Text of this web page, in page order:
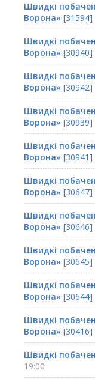
Швидкі
Ворона» [31594]
Швидкі
Ворона» [30940]
Швидкі
Ворона» [30942]
Швидкі
Ворона» [30939]
Швидкі
Ворона» [30941]
Швидкі
Ворона» [30647]
Швидкі
Ворона» [30646]
Швидкі
Ворона» [30645]
Швидкі
Ворона» [30644]
Швидкі
Ворона» [30416]
Швидкі
19:00